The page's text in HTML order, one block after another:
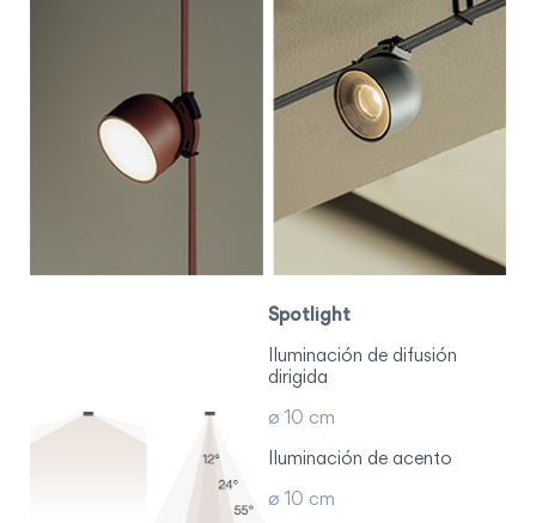
Spotlight
Iluminación de difusión
dirigida
ø 10 cm
Iluminación de acento
ø 10 cm